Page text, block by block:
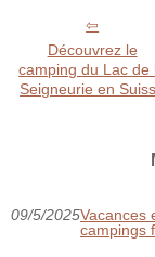
Découvrez le
camping du Lac de
Seigneurie en
09/5/2025Vacances
campings